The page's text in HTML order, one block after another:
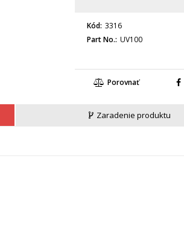
Kód 3316
Part No. UV100
Porovnať
Zaradenie produktu